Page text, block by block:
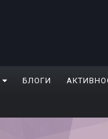
БЛОГИ